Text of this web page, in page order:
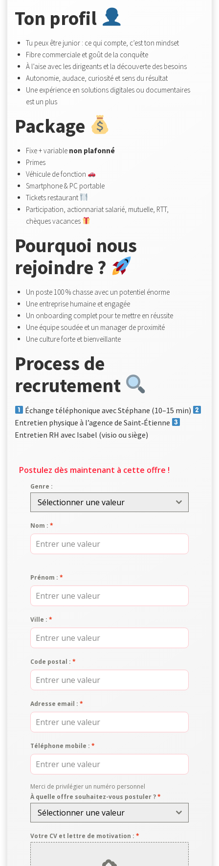
Ton profil
Tu peux être junior : ce qui compte, c’est ton mindset
Fibre commerciale et goût de la conquête
À l’aise avec les dirigeants et la découverte des besoins
Autonomie, audace, curiosité et sens du résultat
Une expérience en solutions digitales ou documentaires
est un plus
Package
Fixe + variable non plafonné
Primes
Véhicule de fonction
Smartphone & PC portable
Tickets restaurant
Participation, actionnariat salarié, mutuelle, RTT,
chèques vacances
Pourquoi nous
rejoindre ?
Un poste 100 % chasse avec un potentiel énorme
Une entreprise humaine et engagée
Un onboarding complet pour te mettre en réussite
Une équipe soudée et un manager de proximité
Une culture forte et bienveillante
Process de
recrutement
Échange téléphonique avec Stéphane (10–15 min)
Entretien physique à l’agence de Saint‑Étienne
Entretien RH avec Isabel (visio ou siège)
Postulez dès maintenant à cette offre !
Genre :
Sélectionner une valeur
Nom : *
Prénom : *
Ville : *
Code postal : *
Adresse email : *
Téléphone mobile : *
Merci de privilégier un numéro personnel
À quelle offre souhaitez-vous postuler ?*
Sélectionner une valeur
Votre CV et lettre de motivation : *